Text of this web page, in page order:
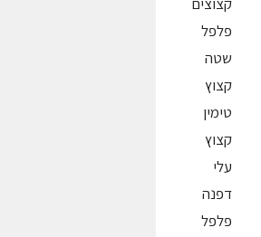
פלפל
שטה
קצוץ
טימין
קצוץ
עלי
דפנה
פלפל